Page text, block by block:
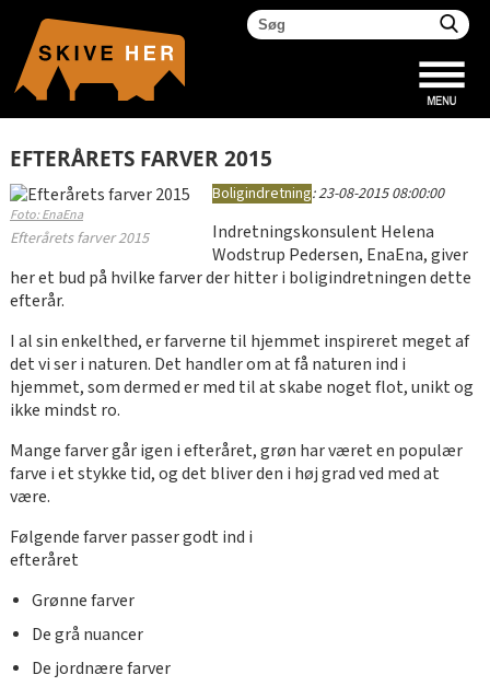
EFTERÅRETS FARVER 2015
Foto: EnaEna
Efterårets farver 2015
Boligindretning:23-08-2015 08:00:00
Indretningskonsulent Helena
Wodstrup Pedersen, EnaEna, giver
her et bud på hvilke farver der hitter i boligindretningen dette
efterår.
I al sin enkelthed, er farverne til hjemmet inspireret meget af
det vi ser i naturen. Det handler om at få naturen ind i
hjemmet, som dermed er med til at skabe noget flot, unikt og
ikke mindst ro.
Mange farver går igen i efteråret, grøn har været en populær
farve i et stykke tid, og det bliver den i høj grad ved med at
være.
Følgende farver passer godt ind i
efteråret
Grønne farver
De grå nuancer
De jordnære farver